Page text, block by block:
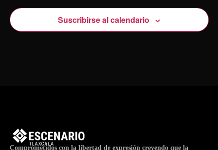
Suscribirse al calendario
Comprometidos con la libertad de expresión creyendo que la